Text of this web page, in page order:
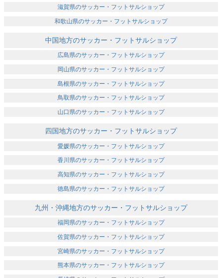
滋賀県のサッカー・フットサルショップ
和歌山県のサッカー・フットサルショップ
中国地方のサッカー・フットサルショップ
広島県のサッカー・フットサルショップ
岡山県のサッカー・フットサルショップ
島根県のサッカー・フットサルショップ
鳥取県のサッカー・フットサルショップ
山口県のサッカー・フットサルショップ
四国地方のサッカー・フットサルショップ
愛媛県のサッカー・フットサルショップ
香川県のサッカー・フットサルショップ
高知県のサッカー・フットサルショップ
徳島県のサッカー・フットサルショップ
九州・沖縄地方のサッカー・フットサルショップ
福岡県のサッカー・フットサルショップ
佐賀県のサッカー・フットサルショップ
宮崎県のサッカー・フットサルショップ
熊本県のサッカー・フットサルショップ